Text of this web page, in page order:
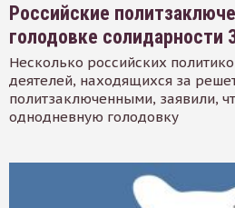
Российские
голодовке солидарности
Несколько российских
деятелей, находящихся за
политзаключенными, заявили,
однодневную голодовку